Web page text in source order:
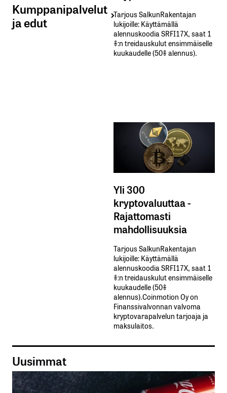
Kumppanipalvelut
ja edut
Tarjous SalkunRakentajan
lukijoille: Käyttämällä​ ​
alennuskoodia​ ​SRFI17X,​ ​saat​ ​1
%:n treidauskulut​ ​ensimmäiselle​ ​
kuukaudelle​ ​(50%​ ​alennus).
Yli 300
kryptovaluuttaa -
Rajattomasti
mahdollisuuksia
Tarjous SalkunRakentajan
lukijoille: Käyttämällä​ ​
alennuskoodia​ ​SRFI17X,​ ​saat​ ​1
%:n treidauskulut​ ​ensimmäiselle​ ​
kuukaudelle​ ​(50%​ ​
alennus).Coinmotion Oy on
Finanssivalvonnan valvoma
kryptovarapalvelun tarjoaja ja
maksulaitos.
Uusimmat